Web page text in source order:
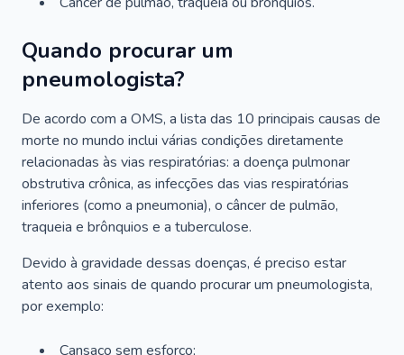
Quando procurar um
pneumologista?
De acordo com a OMS, a lista das 10 principais causas de
morte no mundo inclui várias condições diretamente
relacionadas às vias respiratórias: a doença pulmonar
obstrutiva crônica, as infecções das vias respiratórias
inferiores (como a pneumonia), o câncer de pulmão,
traqueia e brônquios e a tuberculose.
Devido à gravidade dessas doenças, é preciso estar
atento aos sinais de quando procurar um pneumologista,
por exemplo:
Cansaço sem esforço;